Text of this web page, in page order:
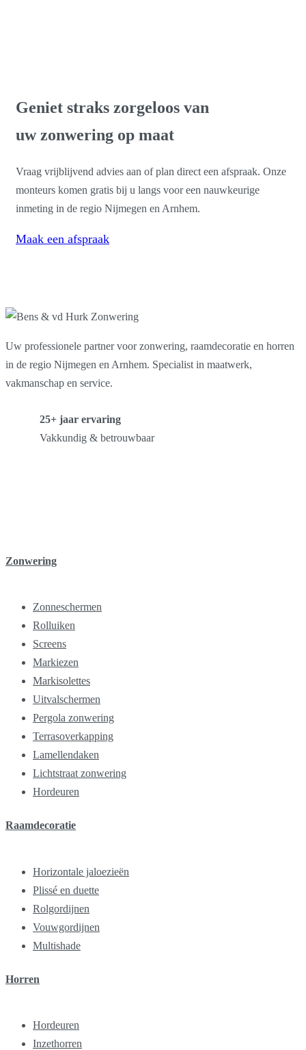
Geniet straks zorgeloos van
uw zonwering op maat
Vraag vrijblijvend advies aan of plan direct een afspraak. Onze
monteurs komen gratis bij u langs voor een nauwkeurige
inmeting in de regio Nijmegen en Arnhem.
Maak een afspraak
Uw professionele partner voor zonwering, raamdecoratie en horren
in de regio Nijmegen en Arnhem. Specialist in maatwerk,
vakmanschap en service.
25+ jaar ervaring
Vakkundig & betrouwbaar
Zonwering
Zonneschermen
Rolluiken
Screens
Markiezen
Markisolettes
Uitvalschermen
Pergola zonwering
Terrasoverkapping
Lamellendaken
Lichtstraat zonwering
Hordeuren
Raamdecoratie
Horizontale jaloezieën
Plissé en duette
Rolgordijnen
Vouwgordijnen
Multishade
Horren
Hordeuren
Inzethorren